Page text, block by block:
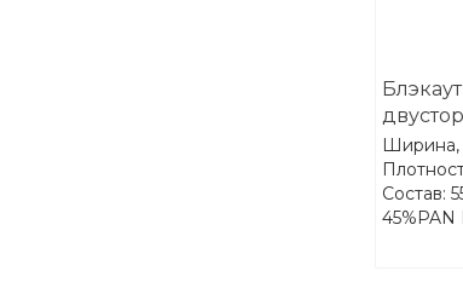
Treartex
Ширина,
Состав:
45%PAN